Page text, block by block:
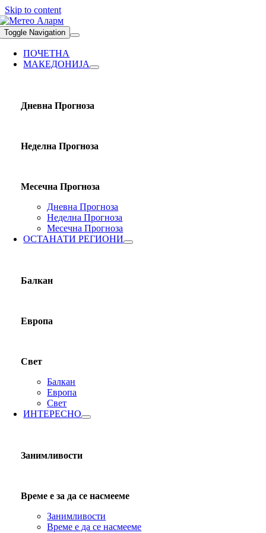
Skip to content
Toggle Navigation
ПОЧЕТНА
МАКЕДОНИЈА
Дневна Прогноза
Неделна Прогноза
Месечна Прогноза
Дневна Прогноза
Неделна Прогноза
Месечна Прогноза
ОСТАНАТИ РЕГИОНИ
Балкан
Европа
Свет
Балкан
Европа
Свет
ИНТЕРЕСНО
Занимливости
Време е за да се насмееме
Занимливости
Време е да се насмееме